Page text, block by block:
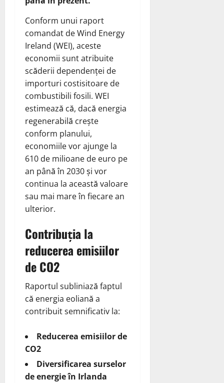
Conform unui raport
comandat de Wind Energy
Ireland (WEI), aceste
economii sunt atribuite
scăderii dependenței de
importuri costisitoare de
combustibili fosili. WEI
estimează că, dacă energia
regenerabilă crește
conform planului,
economiile vor ajunge la
610 de milioane de euro pe
an până în 2030 și vor
continua la această valoare
sau mai mare în fiecare an
ulterior.
Contribuția la
reducerea emisiilor
de CO2
Raportul subliniază faptul
că energia eoliană a
contribuit semnificativ la:
Reducerea emisiilor de
CO2
Diversificarea surselor
de energie în Irlanda